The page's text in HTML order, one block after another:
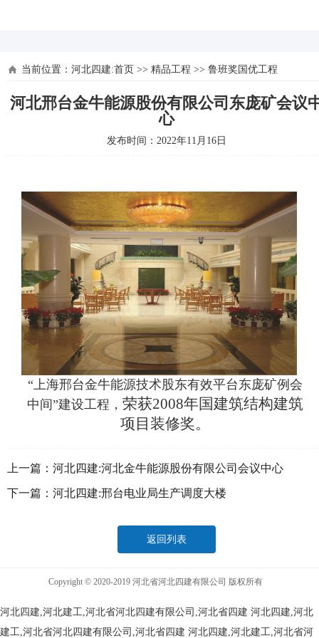
当前位置： 河北四建:首页 >> 精品工程 >> 鲁班奖国优工程
河北邢台金牛能源股份有限公司东庞矿会议
心
发布时间：2022年11月16日
“上海邢台金牛能源技术股东有效平台东庞矿例会
中间”建设工程， 荣获2008年国建筑结构建筑
项目装修奖。
上一篇： 河北四建:河北金牛能源股份有限公司会议中心
下一篇： 河北四建:邢台电业局生产调度大楼
返回列表
Copyright © 2020-2019 河北省河北四建有限公司 版权所有
河北四建,河北建工,河北省河北四建有限公司,河北省四建 河北四建,河北
建工,河北省河北四建有限公司,河北省四建 河北四建,河北建工,河北省河